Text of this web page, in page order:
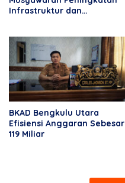
Infrastruktur dan
BKAD Bengkulu Utara
Efisiensi Anggaran Sebesar
119 Miliar